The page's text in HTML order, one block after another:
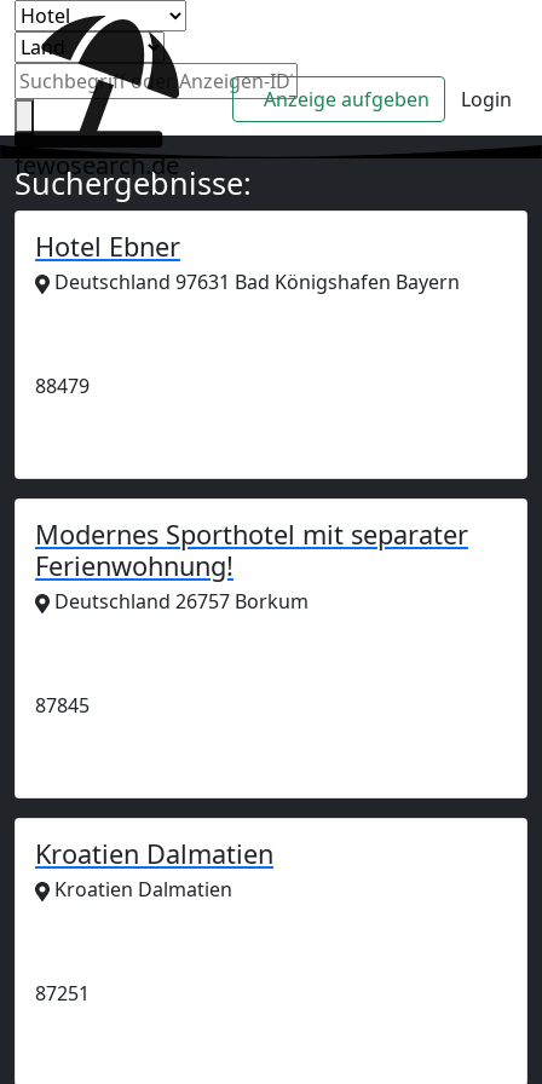
fewosearch.de
Anzeige aufgeben Login
Suchergebnisse:
Hotel Ebner
Deutschland 97631 Bad Königshafen Bayern
88479
Modernes Sporthotel mit separater
Ferienwohnung!
Deutschland 26757 Borkum
87845
Kroatien Dalmatien
Kroatien Dalmatien
87251